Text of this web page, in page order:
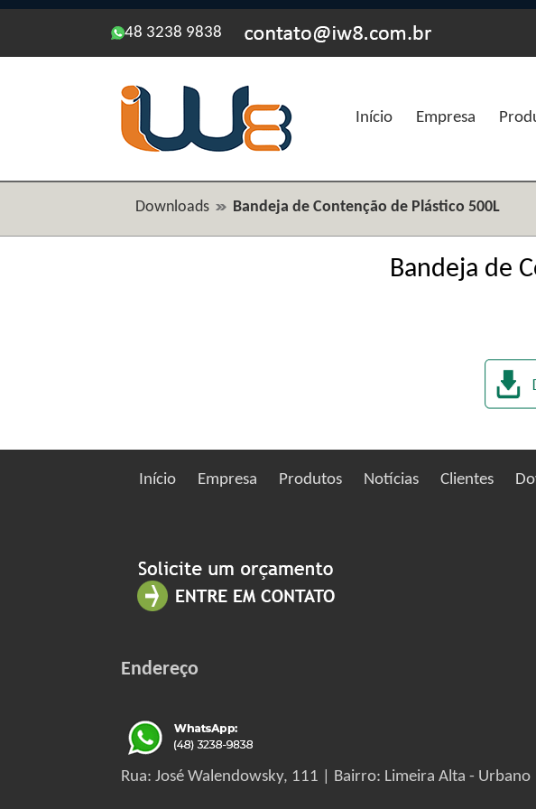
48 3238 9838
Início Empresa
Downloads Bandeja de Contenção de Plástico 500L
Bandeja de
Início Empresa Produtos Notícias Clientes
Endereço
Rua: José Walendowsky, 111 | Bairro: Limeira Alta -